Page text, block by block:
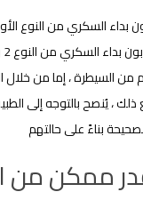
بداء السكري من النوع
السيطرة ، إما من خلال
، يُنصح بالتوجه إلى
بناءً على حالتهم
ممكن من